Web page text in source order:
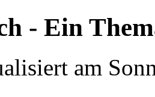
- Ein
am